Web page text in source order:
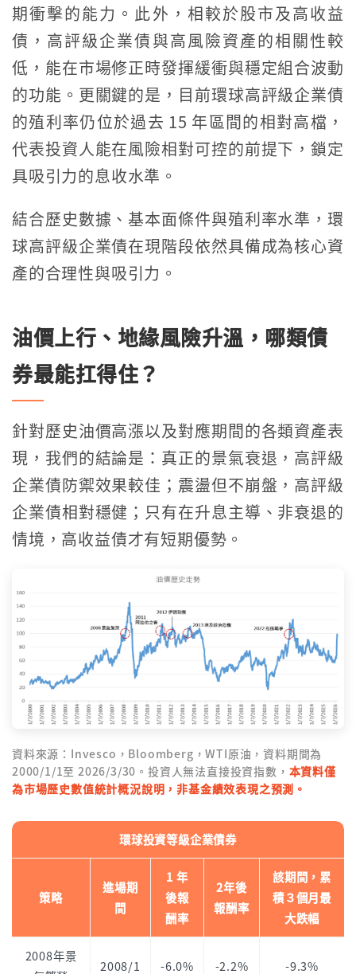
期衝擊的能力。此外，相較於股市及高收益
債，高評級企業債與高風險資產的相關性較
低，能在市場修正時發揮緩衝與穩定組合波動
的功能。更關鍵的是，目前環球高評級企業債
的殖利率仍位於過去 15 年區間的相對高檔，
代表投資人能在風險相對可控的前提下，鎖定
具吸引力的息收水準。
結合歷史數據、基本面條件與殖利率水準，環
球高評級企業債在現階段依然具備成為核心資
產的合理性與吸引力。
油價上行、地緣風險升溫，哪類債
券最能扛得住？
針對歷史油價高漲以及對應期間的各類資產表
現，我們的結論是：真正的景氣衰退，高評級
企業債防禦效果較佳；震盪但不崩盤，高評級
企業債相對穩健；只有在升息主導、非衰退的
情境，高收益債才有短期優勢。
資料來源：Invesco，Bloomberg，WTI原油，資料期間為
2000/1/1至 2026/3/30。投資人無法直接投資指數， 本資料僅
為市場歷史數值統計概況說明，非基金績效表現之預測。
環球投資等級企業債券
策略
進場期
間
1 年
後報
酬率
2年後
報酬率
該期間，累
積３個月最
大跌幅
2008年景
2008/1 -6.0% -2.2% -9.3%